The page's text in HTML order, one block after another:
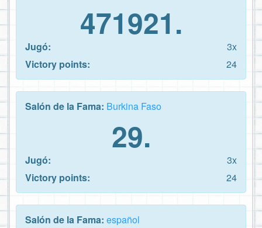
471921.
Jugó:
3x
Victory points:
24
Salón de la Fama: Burkina Faso
29.
Jugó:
3x
Victory points:
24
Salón de la Fama: español